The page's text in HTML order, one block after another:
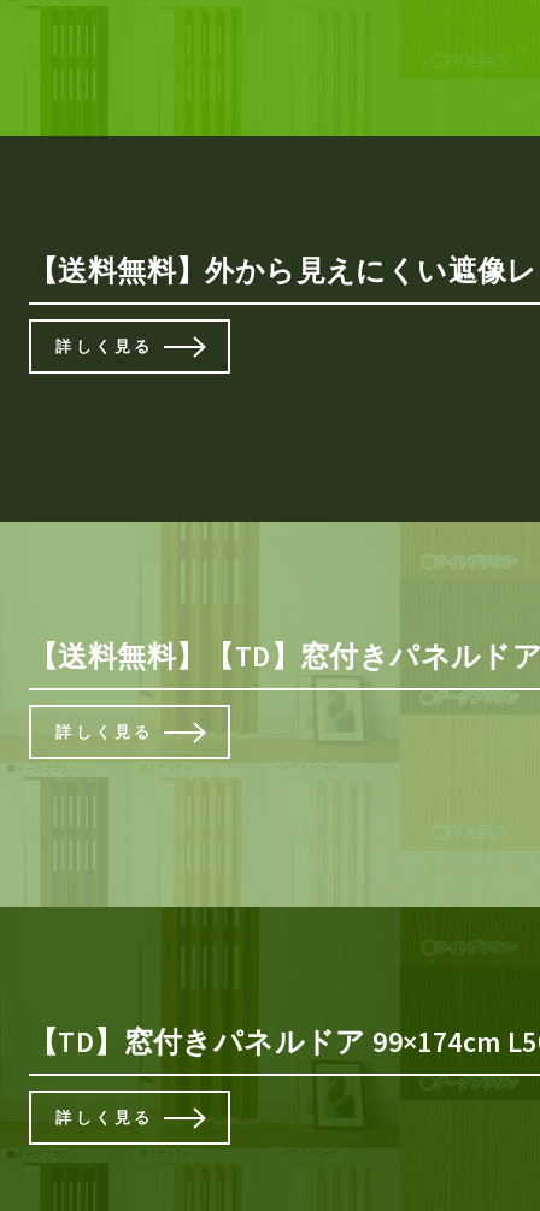
【送料無料】外から見えにくい遮像
詳しく見る
【送料無料】【TD】窓付きパネル
詳しく見る
【TD】窓付きパネルドア
詳しく見る